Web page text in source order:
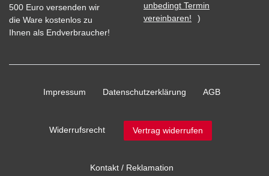
500 Euro versenden wir
die Ware kostenlos zu
Ihnen als Endverbraucher!
unbedingt Termin
vereinbaren!
)
Impressum Daten­schutz­erklärung AGB
Widerrufs­recht Vertrag widerrufen
Kontakt / Reklamation